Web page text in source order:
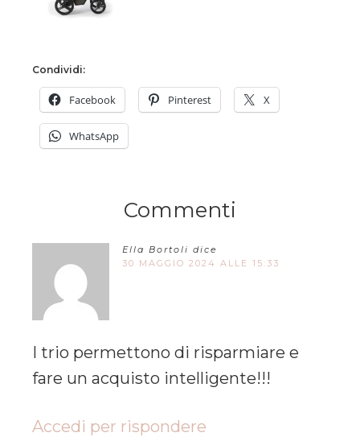
Condividi:
Facebook Pinterest X
WhatsApp
Commenti
Ella Bortoli dice
30 MAGGIO 2024 ALLE 15:33
I trio permettono di risparmiare e
fare un acquisto intelligente!!!
Accedi per rispondere